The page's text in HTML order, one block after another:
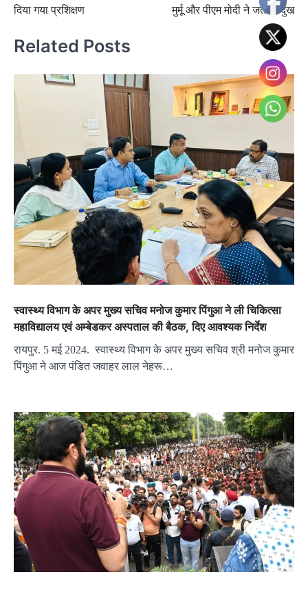
दिया गया प्रशिक्षण
मुर्मू और पीएम मोदी ने जताया दुख
Related Posts
स्वास्थ्य विभाग के अपर मुख्य सचिव मनोज कुमार पिंगुआ ने ली चिकित्सा
महाविद्यालय एवं अम्बेडकर अस्पताल की बैठक, दिए आवश्यक निर्देश
रायपुर. 5 मई 2024. स्वास्थ्य विभाग के अपर मुख्य सचिव श्री मनोज कुमार
पिंगुआ ने आज पंडित जवाहर लाल नेहरू…